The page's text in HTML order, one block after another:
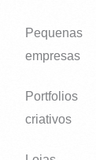
Pequenas
empresas
Portfolios
criativos